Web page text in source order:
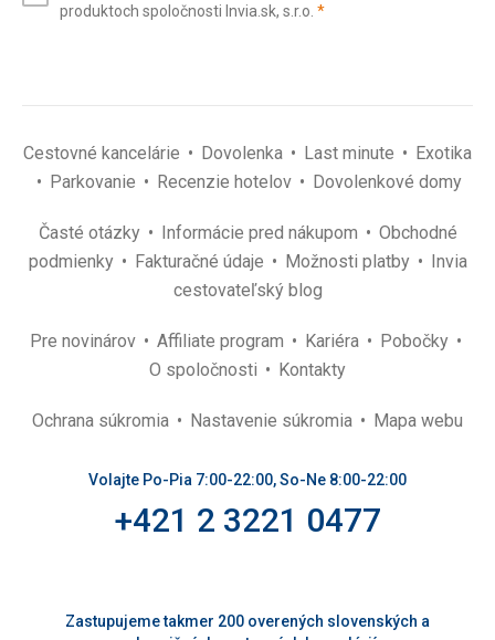
(povinné)
produktoch spoločnosti Invia.sk, s.r.o. *(povinné)
Cestovné kancelárie Dovolenka Last minute
Exotika
Parkovanie
Recenzie hotelov Dovolenkové domy
Časté otázky Informácie pred nákupom
Obchodné
podmienky
Fakturačné údaje Možnosti platby
Invia
cestovateľský blog
Pre novinárov Affiliate program Kariéra
Pobočky
O spoločnosti
Kontakty
Ochrana súkromia Nastavenie súkromia Mapa webu
Volajte Po-Pia 7:00-22:00, So-Ne 8:00-22:00
+421 2 3221 0477
Zastupujeme takmer 200 overených slovenských a